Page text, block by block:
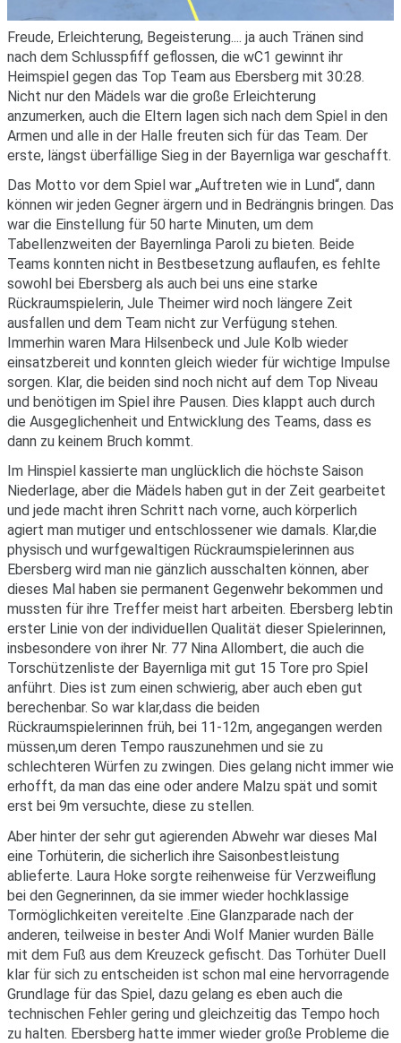
Freude, Erleichterung, Begeisterung.... ja auch Tränen sind
nach dem Schlusspfiff geflossen, die wC1 gewinnt ihr
Heimspiel gegen das Top Team aus Ebersberg mit 30:28.
Nicht nur den Mädels war die große Erleichterung
anzumerken, auch die Eltern lagen sich nach dem Spiel in den
Armen und alle in der Halle freuten sich für das Team. Der
erste, längst überfällige Sieg in der Bayernliga war geschafft.
Das Motto vor dem Spiel war „Auftreten wie in Lund“, dann
können wir jeden Gegner ärgern und in Bedrängnis bringen. Das
war die Einstellung für 50 harte Minuten, um dem
Tabellenzweiten der Bayernlinga Paroli zu bieten. Beide
Teams konnten nicht in Bestbesetzung auflaufen, es fehlte
sowohl bei Ebersberg als auch bei uns eine starke
Rückraumspielerin, Jule Theimer wird noch längere Zeit
ausfallen und dem Team nicht zur Verfügung stehen.
Immerhin waren Mara Hilsenbeck und Jule Kolb wieder
einsatzbereit und konnten gleich wieder für wichtige Impulse
sorgen. Klar, die beiden sind noch nicht auf dem Top Niveau
und benötigen im Spiel ihre Pausen. Dies klappt auch durch
die Ausgeglichenheit und Entwicklung des Teams, dass es
dann zu keinem Bruch kommt.
Im Hinspiel kassierte man unglücklich die höchste Saison
Niederlage, aber die Mädels haben gut in der Zeit gearbeitet
und jede macht ihren Schritt nach vorne, auch körperlich
agiert man mutiger und entschlossener wie damals. Klar,die
physisch und wurfgewaltigen Rückraumspielerinnen aus
Ebersberg wird man nie gänzlich ausschalten können, aber
dieses Mal haben sie permanent Gegenwehr bekommen und
mussten für ihre Treffer meist hart arbeiten. Ebersberg lebtin
erster Linie von der individuellen Qualität dieser Spielerinnen,
insbesondere von ihrer Nr. 77 Nina Allombert, die auch die
Torschützenliste der Bayernliga mit gut 15 Tore pro Spiel
anführt. Dies ist zum einen schwierig, aber auch eben gut
berechenbar. So war klar,dass die beiden
Rückraumspielerinnen früh, bei 11-12m, angegangen werden
müssen,um deren Tempo rauszunehmen und sie zu
schlechteren Würfen zu zwingen. Dies gelang nicht immer wie
erhofft, da man das eine oder andere Malzu spät und somit
erst bei 9m versuchte, diese zu stellen.
Aber hinter der sehr gut agierenden Abwehr war dieses Mal
eine Torhüterin, die sicherlich ihre Saisonbestleistung
ablieferte. Laura Hoke sorgte reihenweise für Verzweiflung
bei den Gegnerinnen, da sie immer wieder hochklassige
Tormöglichkeiten vereitelte .Eine Glanzparade nach der
anderen, teilweise in bester Andi Wolf Manier wurden Bälle
mit dem Fuß aus dem Kreuzeck gefischt. Das Torhüter Duell
klar für sich zu entscheiden ist schon mal eine hervorragende
Grundlage für das Spiel, dazu gelang es eben auch die
technischen Fehler gering und gleichzeitig das Tempo hoch
zu halten. Ebersberg hatte immer wieder große Probleme die